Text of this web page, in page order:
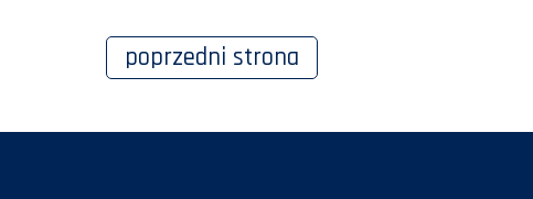
poprzedni strona